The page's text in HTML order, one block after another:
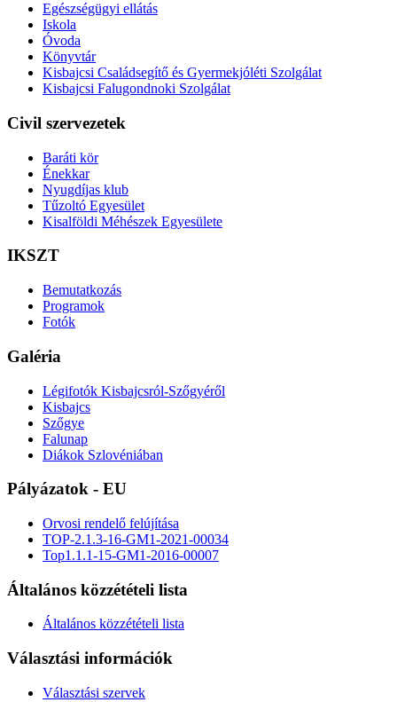
Egészségügyi ellátás
Iskola
Óvoda
Könyvtár
Kisbajcsi Családsegítő és Gyermekjóléti Szolgálat
Kisbajcsi Falugondnoki Szolgálat
Civil szervezetek
Baráti kör
Énekkar
Nyugdíjas klub
Tűzoltó Egyesület
Kisalföldi Méhészek Egyesülete
IKSZT
Bemutatkozás
Programok
Fotók
Galéria
Légifotók Kisbajcsról-Szőgyéről
Kisbajcs
Szőgye
Falunap
Diákok Szlovéniában
Pályázatok - EU
Orvosi rendelő felújítása
TOP-2.1.3-16-GM1-2021-00034
Top1.1.1-15-GM1-2016-00007
Általános közzétételi lista
Általános közzétételi lista
Választási információk
Választási szervek